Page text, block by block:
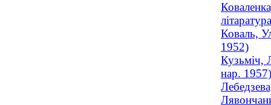
Коваль,
1952)
Кузьміч,
нар. 1957)